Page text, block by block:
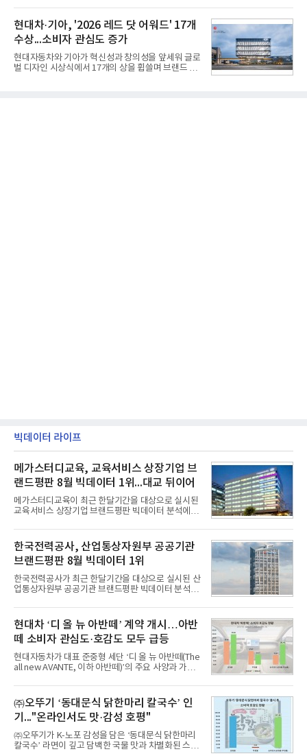
등으로 이전
기존 미사일체계를 대체할 중고도 및 중거리 대공미
사일을 개발하기로 결정했다.처음 KM-SAM 사업으로
불린 이 사업의 명칭은 호크(Iron Hawk, 철매)를 대체
한다는 의미에서 ‘철매Ⅱ’ 로 정해졌다. 철매Ⅱ 개발
사업은 미사일체계 완성 후인 2011년 ‘천궁(天弓)’으
로 다시 장비명이 바뀌었다. 17개 업체와 관련 기관이
참여한 가운데 LIG 넥스원은 탐색 개발에서 체계개발
현대차·기아, '2026 레드 닷 어워드' 17개
수상...소비자 관심도 증가
현대자동차와 기아가 혁신성과 창의성을 앞세워 글로
벌 디자인 시상식에서 17개의 상을 휩쓸며 브랜드 경
빅데이터 라이프
메가스터디교육, 교육서비스 상장기업 브
랜드평판 8월 빅데이터 1위...대교 뒤이어
메가스터디교육이 최근 한달기간을 대상으로 실시된
교육서비스 상장기업 브랜드평판 빅데이터 분석에서
일 한국기업평판연구소(소장 구창환)는 국내 교육서
비스 상장기업 브랜드를 대상으로 지난 7월 7일부터
8월 7일까지 수집된 소비자 빅데이터 10,074,233건
을 분석한 결과, 메가스터디교육이 브랜드평판지수
1,710,926을 기록하며 8월 1위에 올랐다고 밝혔다.
분석에 활용된 빅데이터는 지난 7월(9,491,206건) 대
비 6.14% 증가한 수치로, 교육서비스 상장기업 브랜
디교육, 대교, 디지
한국전력공사, 산업통상자원부 공공기관
브랜드평판 8월 빅데이터 1위
한국전력공사가 최근 한달기간을 대상으로 실시된 산
업통상자원부 공공기관 브랜드평판 빅데이터 분석에
이 순으로 뒤를 이었다.7일 한국기업평판연구소(소장
구창환)는 산업통상자원부 공공기관 41개 브랜드를
대상으로 지난 7월 7일부터 8월 7일까지 수집된 소비
자 빅데이터 91,102,549건을 분석한 결과, 한국전력
공사가 브랜드평판지수 10,670,633을 기록하며 8월
1위에 올랐다고 밝혔다. 분석에 활용된 빅데이터는 지
난 7월(88,893,823건) 대비 2.48% 증가한 수치다.연
수력원자력, 한국석
현대차 ‘디 올 뉴 아반떼’ 계약 개시…아반
떼 소비자 관심도·호감도 모두 급등
현대자동차가 대표 준중형 세단 ‘디 올 뉴 아반떼(The
all new AVANTE, 이하 아반떼)’의 주요 사양과 가격
떼는 6년 만에 선보이는 8세대 완전변경 모델로, ▲정
교한 선과 면을 중심으로 완성한 파격적인 디자인 ▲
과거 중형 세단 수준으로 확대된 차체 제원 ▲글로벌
최고 수준의 안전성 ▲성능과 효율을 동시에 높인 주
행 완성도 ▲첨단 편의 및 디지털 사양 적용 등을 통해
글로벌 준중형 세단의 새로운 기준을 세웠다.아반떼
는 가솔린 2.0과 1.6 하이브리드 두 가지 파워트레인
㈜오뚜기 ‘동대문식 닭한마리 칼국수’ 인
기..."온라인서도 맛·감성 호평"
㈜오뚜기가 K-노포 감성을 담은 ‘동대문식 닭한마리
칼국수’ 라면이 깊고 담백한 국물 맛과 차별화된 스토